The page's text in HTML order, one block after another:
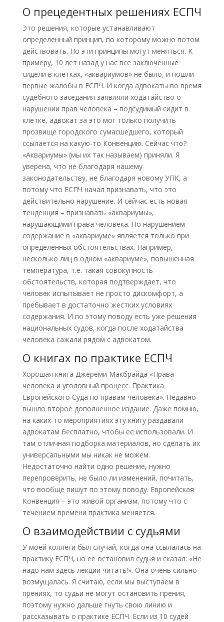
О прецедентных решениях ЕСПЧ
Это решения, которые устанавливают
определенный принцип, по которому можно потом
действовать. Но эти принципы могут меняться. К
примеру, 10 лет назад у нас все заключенные
сидели в клетках, «аквариумов» не было, и пошли
первые жалобы в ЕСПЧ. И когда адвокаты во время
судебного заседания заявляли ходатайство о
нарушении прав человека – подсудимый сидит в
клетке, адвокат за это мог только получить
прозвище городского сумасшедшего, который
ссылается на какую-то Конвенцию. Сейчас что?
«Аквариумы» (мы их так называем) приняли. Я
уверена, что не благодаря нашему
законодательству, не благодаря новому УПК, а
потому что ЕСПЧ начал признавать, что это
действительно нарушение. И сейчас есть новая
тенденция – признавать «аквариумы»,
нарушающими права человека. Но нарушением
содержание в «аквариуме» является только при
определенных обстоятельствах. Например,
несколько лиц в одном «аквариуме», повышенная
температура, т.е. такая совокупность
обстоятельств, которая подтверждает, что
человек испытывает не просто дискомфорт, а
пребывает в достаточно жестких условиях
содержания. И по этому поводу есть уже решения
национальных судов, когда после ходатайства
человека сажали рядом с адвокатом.
О книгах по практике ЕСПЧ
Хорошая книга Джереми Макбрайда «Права
человека и уголовный процесс. Практика
Европейского Суда по правам человека». Недавно
вышло второе дополненное издание. Даже помню,
на каких-то мероприятиях эту книгу раздавали
адвокатам бесплатно, чтобы ее использовали. И
там отличная подборка материалов, но сделать их
универсальными мы никак не можем.
Недостаточно найти одно решение, нужно
перепроверить, не было ли изменений, почитать,
что вообще пишут по этому поводу. Европейская
Конвенция – это живой организм, потому что с
течением времени практика меняется.
О взаимодействии с судьями
У моей коллеги был случай, когда она ссылалась на
практику ЕСПЧ, но ее остановил судья и сказал: «Не
надо нам здесь лекции читать!». Она очень сильно
возмущалась. Я считаю, если мы выступаем в
прениях, то судьи не могут остановить прения,
поэтому нужно дальше гнуть свою линию и
рассказывать о практике ЕСПЧ. Если из 10 судей